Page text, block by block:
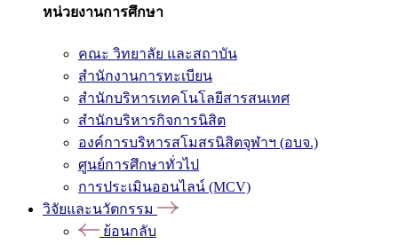
หน่วยงานการศึกษา
คณะ วิทยาลัย และสถาบัน
สำนักงานการทะเบียน
สำนักบริหารเทคโนโลยีสารสนเทศ
สำนักบริหารกิจการนิสิต
องค์การบริหารสโมสรนิสิตจุฬาฯ (อบจ.)
ศูนย์การศึกษาทั่วไป
การประเมินออนไลน์ (MCV)
วิจัยและนวัตกรรม
ย้อนกลับ